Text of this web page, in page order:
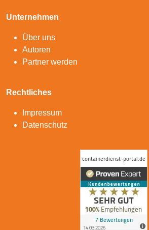
Unternehmen
Über uns
Autoren
Partner werden
Rechtliches
Impressum
Datenschutz